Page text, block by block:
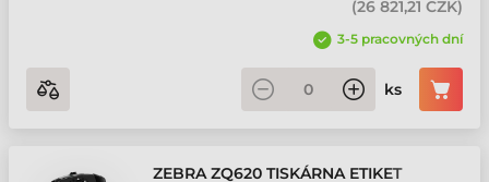
(26 821,21 CZK)
3-5 pracovných dní
ks
ZEBRA ZQ620 TISKÁRNA ETIKET